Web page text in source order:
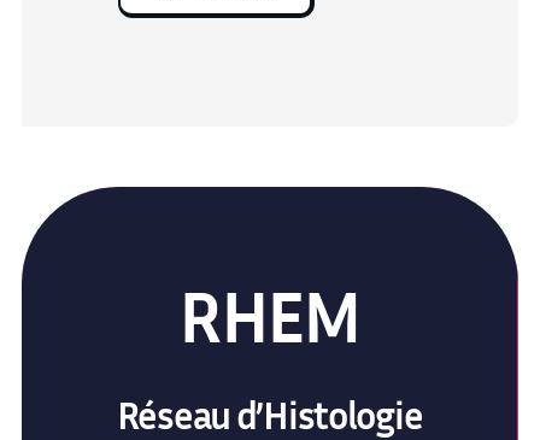
RHEM
Réseau d’Histologie